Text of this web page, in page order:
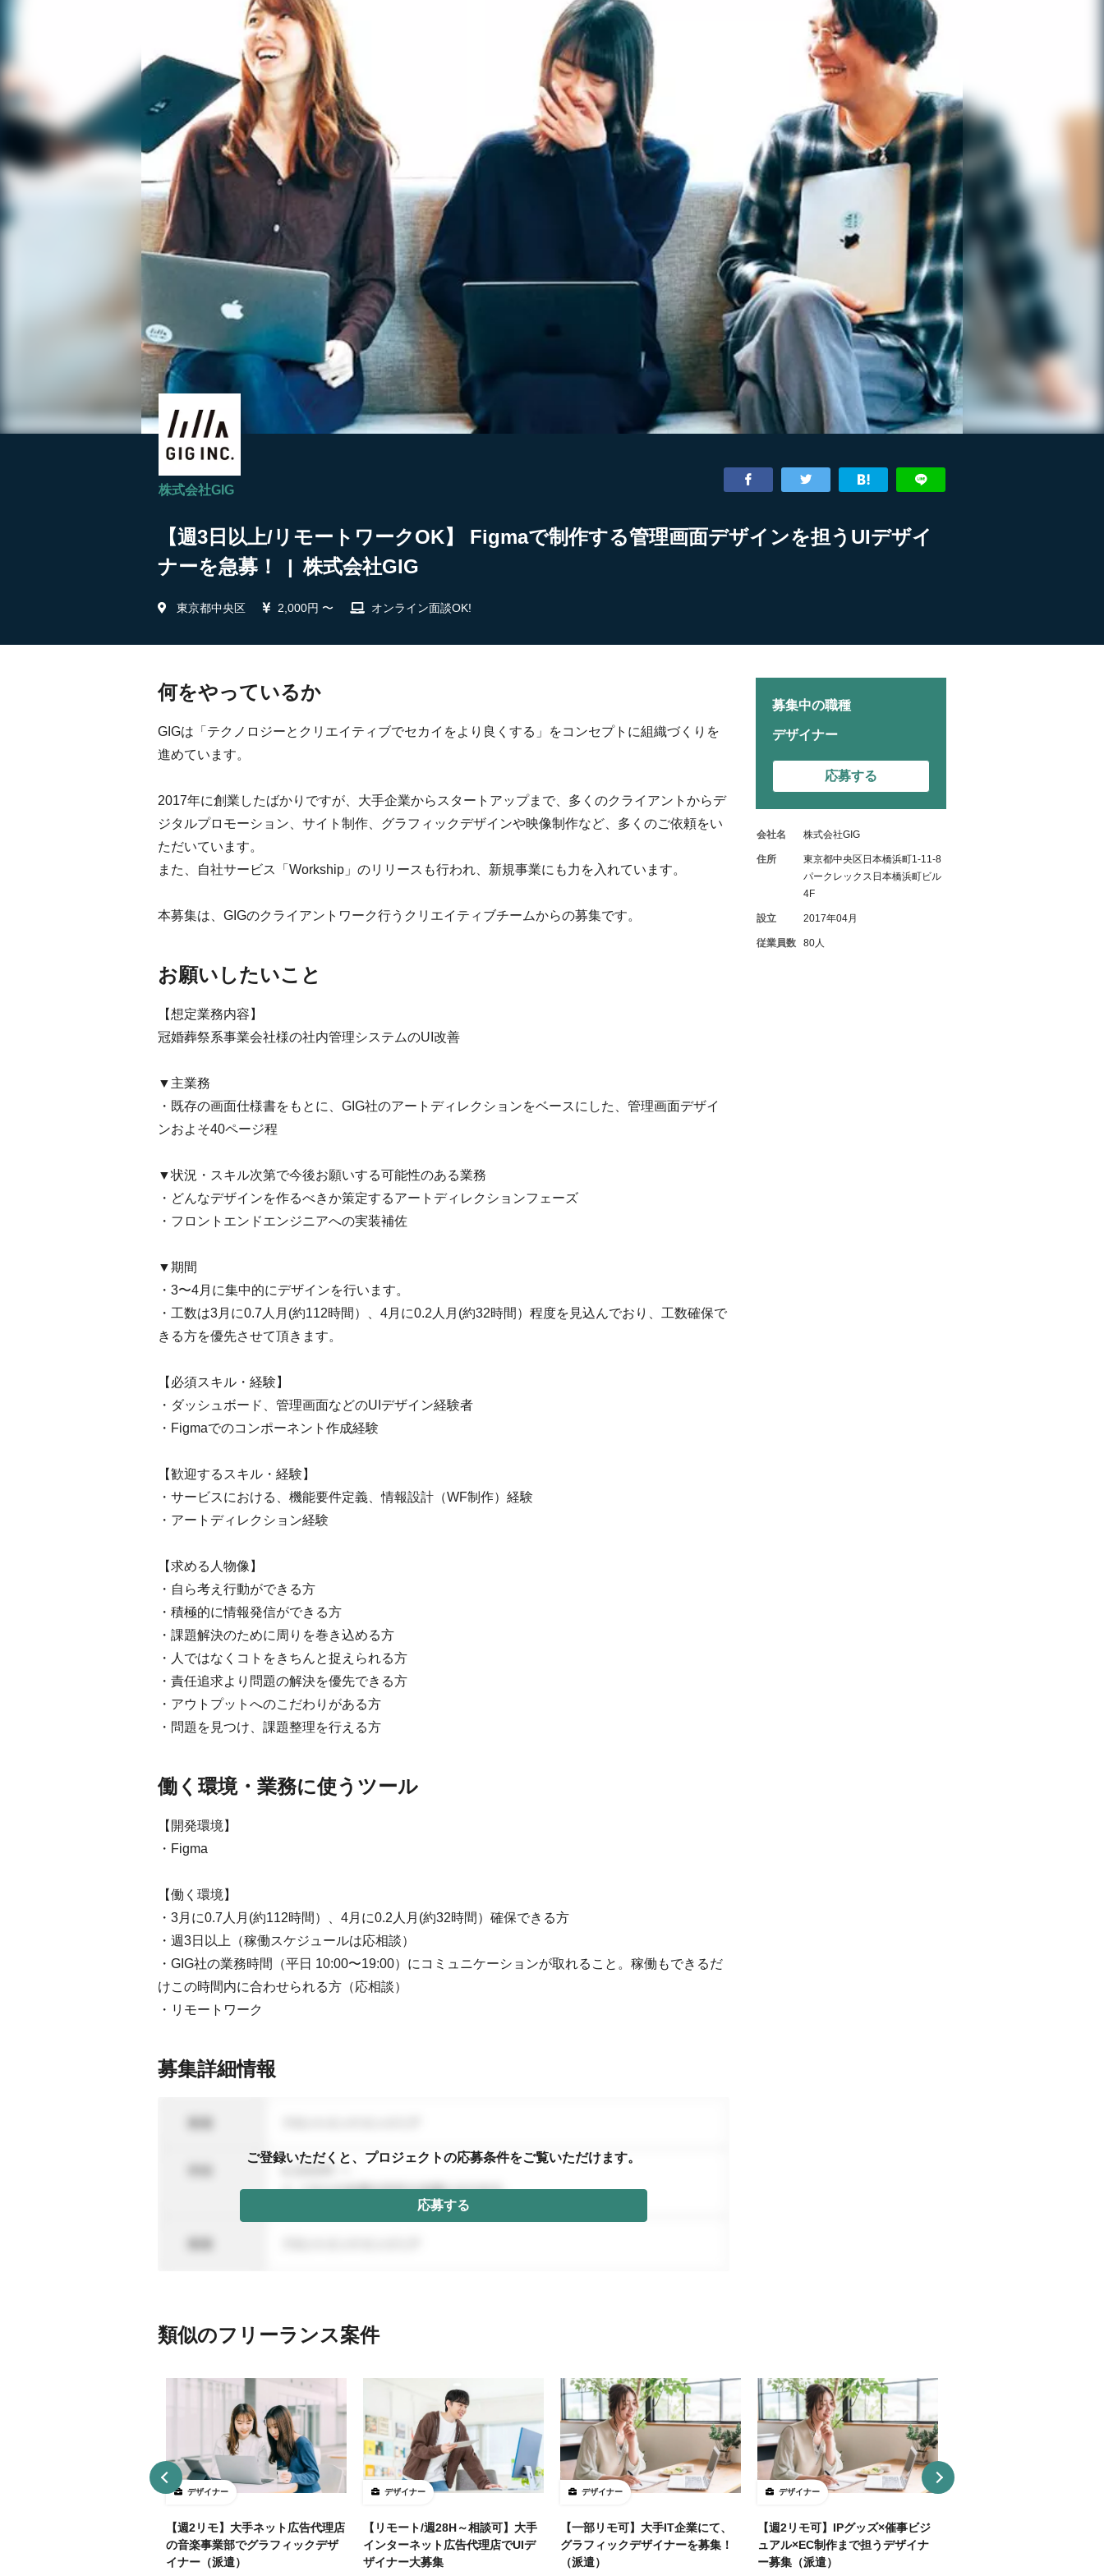
株式会社GIG
【週3日以上/リモートワークOK】 Figmaで制作する管理画面デザインを担うUIデザイ
ナーを急募！ | 株式会社GIG
東京都中央区 2,000円 〜 オンライン面談OK!
何をやっているか
GIGは「テクノロジーとクリエイティブでセカイをより良くする」をコンセプトに組織づくりを
進めています。
2017年に創業したばかりですが、大手企業からスタートアップまで、多くのクライアントからデ
ジタルプロモーション、サイト制作、グラフィックデザインや映像制作など、多くのご依頼をい
ただいています。
また、自社サービス「Workship」のリリースも行われ、新規事業にも力を入れています。
本募集は、GIGのクライアントワーク行うクリエイティブチームからの募集です。
お願いしたいこと
【想定業務内容】
冠婚葬祭系事業会社様の社内管理システムのUI改善
▼主業務
・既存の画面仕様書をもとに、GIG社のアートディレクションをベースにした、管理画面デザイ
ンおよそ40ページ程
▼状況・スキル次第で今後お願いする可能性のある業務
・どんなデザインを作るべきか策定するアートディレクションフェーズ
・フロントエンドエンジニアへの実装補佐
▼期間
・3〜4月に集中的にデザインを行います。
・工数は3月に0.7人月(約112時間）、4月に0.2人月(約32時間）程度を見込んでおり、工数確保で
きる方を優先させて頂きます。
【必須スキル・経験】
・ダッシュボード、管理画面などのUIデザイン経験者
・Figmaでのコンポーネント作成経験
【歓迎するスキル・経験】
・サービスにおける、機能要件定義、情報設計（WF制作）経験
・アートディレクション経験
【求める人物像】
・自ら考え行動ができる方
・積極的に情報発信ができる方
・課題解決のために周りを巻き込める方
・人ではなくコトをきちんと捉えられる方
・責任追求より問題の解決を優先できる方
・アウトプットへのこだわりがある方
・問題を見つけ、課題整理を行える方
働く環境・業務に使うツール
【開発環境】
・Figma
【働く環境】
・3月に0.7人月(約112時間）、4月に0.2人月(約32時間）確保できる方
・週3日以上（稼働スケジュールは応相談）
・GIG社の業務時間（平日 10:00〜19:00）にコミュニケーションが取れること。稼働もできるだ
けこの時間内に合わせられる方（応相談）
・リモートワーク
募集詳細情報
ご登録いただくと、プロジェクトの応募条件をご覧いただけます。
応募する
募集中の職種
デザイナー
応募する
会社名 株式会社GIG
住所
東京都中央区日本橋浜町1-11-8
パークレックス日本橋浜町ビル
4F
設立 2017年04月
従業員数 80人
類似のフリーランス案件
デザイナー
【週2リモ】大手ネット広告代理店
の音楽事業部でグラフィックデザ
イナー（派遣）
デザイナー
【リモート/週28H～相談可】大手
インターネット広告代理店でUIデ
ザイナー大募集
デザイナー
【一部リモ可】大手IT企業にて、
グラフィックデザイナーを募集！
（派遣）
デザイナー
【週2リモ可】IPグッズ×催事ビジ
ュアル×EC制作まで担うデザイナ
ー募集（派遣）